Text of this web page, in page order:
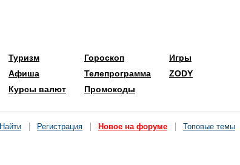
Туризм
Афиша
Курсы валют
Гороскоп
Телепрограмма
Промокоды
Игры
ZODY
Найти Регистрация Новое на форуме Топовые темы